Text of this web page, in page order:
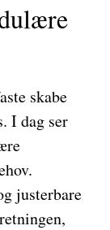
skabe
I dag ser
justerbare